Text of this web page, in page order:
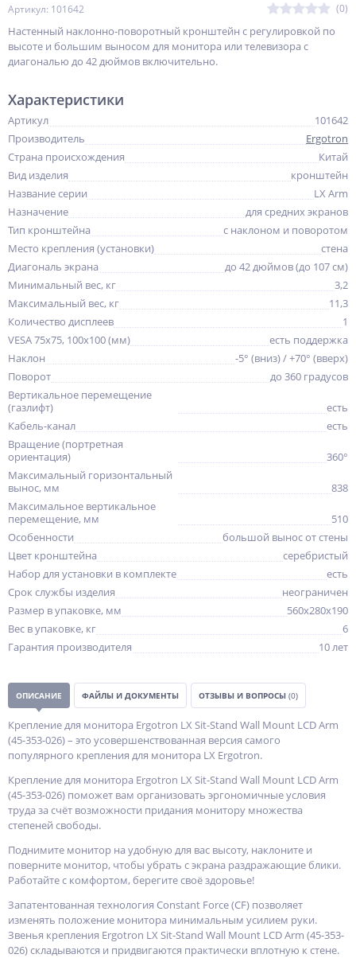
Артикул: 101642 (0)
Настенный наклонно-поворотный кронштейн c регулировкой по
высоте и большим выносом для монитора или телевизора с
диагональю до 42 дюймов включительно.
Характеристики
Артикул
101642
Производитель
Ergotron
Страна происхождения
Китай
Вид изделия
кронштейн
Название серии
LX Arm
Назначение
для средних экранов
Тип кронштейна
с наклоном и поворотом
Место крепления (установки)
стена
Диагональ экрана
до 42 дюймов (до 107 см)
Минимальный вес, кг
3,2
Максимальный вес, кг
11,3
Количество дисплеев
1
VESA 75x75, 100x100 (мм)
есть поддержка
Наклон
-5° (вниз) / +70° (вверх)
Поворот
до 360 градусов
Вертикальное перемещение
(газлифт)
есть
Кабель-канал
есть
Вращение (портретная
ориентация)
360°
Максимальный горизонтальный
вынос, мм
838
Максимальное вертикальное
перемещение, мм
510
Особенности
большой вынос от стены
Цвет кронштейна
серебристый
Набор для установки в комплекте
есть
Срок службы изделия
неограничен
Размер в упаковке, мм
560x280x190
Вес в упаковке, кг
6
Гарантия производителя
10 лет
ОПИСАНИЕ ФАЙЛЫ И ДОКУМЕНТЫ ОТЗЫВЫ И ВОПРОСЫ (0)
Крепление для монитора Ergotron LX Sit-Stand Wall Mount LCD Arm
(45-353-026) – это усовершенствованная версия самого
популярного крепления для монитора LX Ergotron.
Крепление для монитора Ergotron LX Sit-Stand Wall Mount LCD Arm
(45-353-026) поможет вам организовать эргономичные условия
труда за счёт возможности придания монитору множества
степеней свободы.
Поднимите монитор на удобную для вас высоту, наклоните и
поверните монитор, чтобы убрать с экрана раздражающие блики.
Работайте с комфортом, берегите своё здоровье!
Запатентованная технология Constant Force (CF) позволяет
изменять положение монитора минимальным усилием руки.
Звенья крепления Ergotron LX Sit-Stand Wall Mount LCD Arm (45-353-
026) складываются и придвигаются практически вплотную к стене.